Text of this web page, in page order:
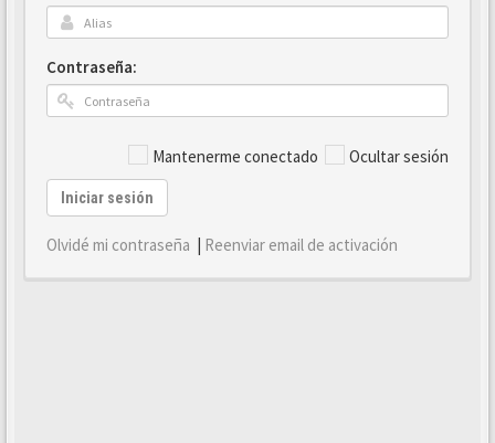
Contraseña:
Mantenerme conectado Ocultar sesión
Iniciar sesión
Olvidé mi contraseña | Reenviar email de activación